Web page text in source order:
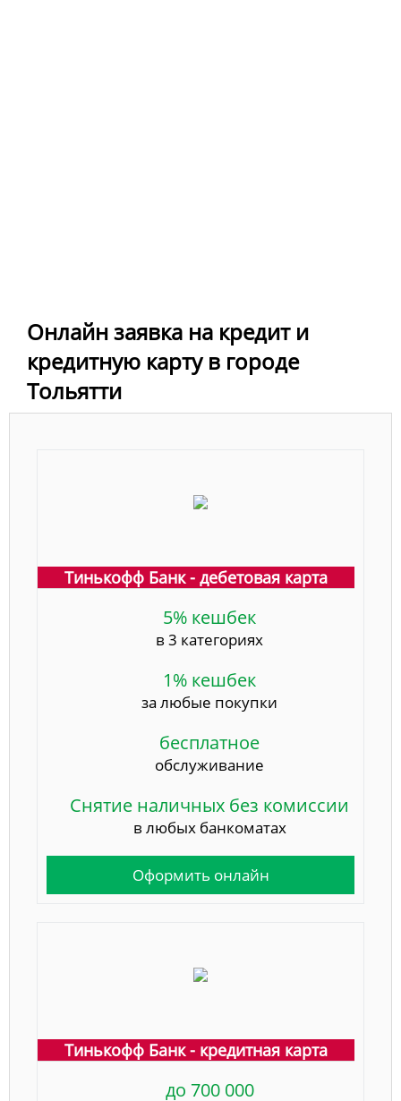
Онлайн заявка на кредит и
кредитную карту в городе
Тольятти
Тинькофф Банк - дебетовая карта
5% кешбек
в 3 категориях
1% кешбек
за любые покупки
бесплатное
обслуживание
Снятие наличных без комиссии
в любых банкоматах
Оформить онлайн
Тинькофф Банк - кредитная карта
до 700 000